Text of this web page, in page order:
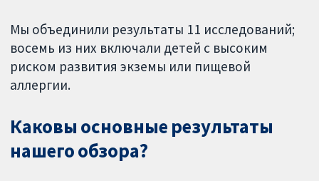
Мы объединили результаты 11 исследований;
восемь из них включали детей с высоким
риском развития экземы или пищевой
аллергии.
Каковы основные результаты
нашего обзора?